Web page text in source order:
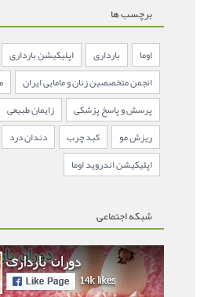
برچسب ها
اوما بارداری اپلیکیشن بارداری
انجمن متخصصین زنان و مامایی ایران
پرسش و پاسخ پزشکی
زایمان طبیعی
ریزش مو
کبد چرب
دندان درد
اپلیکیشن اندروید اوما
شبکه اجتماعی